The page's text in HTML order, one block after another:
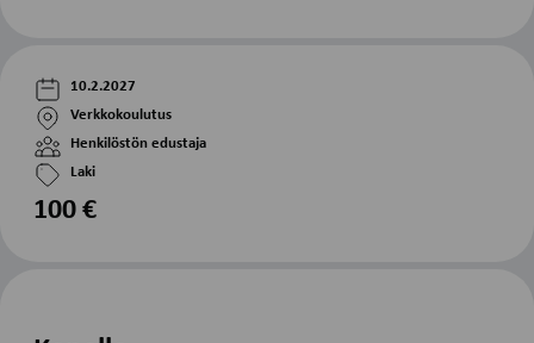
10.2.2027
Verkkokoulutus
Henkilöstön edustaja
Laki
100 €